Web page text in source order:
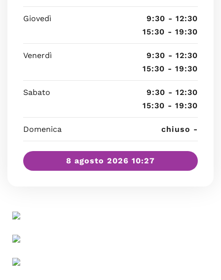
Giovedì
9:30 - 12:30
15:30 - 19:30
Venerdì
9:30 - 12:30
15:30 - 19:30
Sabato
9:30 - 12:30
15:30 - 19:30
Domenica chiuso -
8 agosto 2026 10:27